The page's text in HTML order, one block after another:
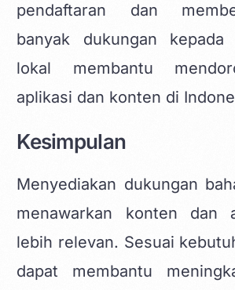
pendaftaran dan
banyak dukungan kepada
lokal membantu
aplikasi dan konten di
Kesimpulan
Menyediakan dukungan
menawarkan konten dan
lebih relevan. Sesuai
dapat membantu